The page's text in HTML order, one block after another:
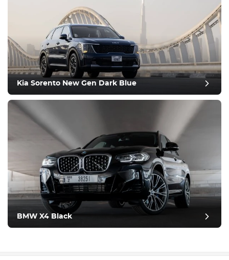
Kia Sorento New Gen Dark Blue
BMW X4 Black